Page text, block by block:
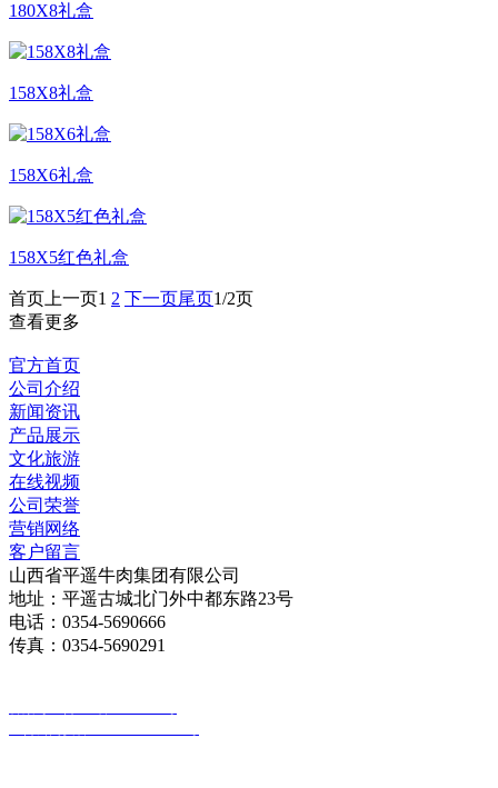
180X8礼盒
158X8礼盒
158X6礼盒
158X5红色礼盒
首页 上一页1 2 下一页尾页1/2页
查看更多
官方首页
公司介绍
新闻资讯
产品展示
文化旅游
在线视频
公司荣誉
营销网络
客户留言
山西省平遥牛肉集团有限公司
地址：平遥古城北门外中都东路23号
电话：0354-5690666
传真：0354-5690291